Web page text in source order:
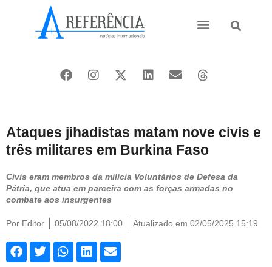
Ataques jihadistas matam nove civis e
três militares em Burkina Faso
Civis eram membros da milícia Voluntários de Defesa da
Pátria, que atua em parceira com as forças armadas no
combate aos insurgentes
Por Editor 05/08/2022 18:00 Atualizado em 02/05/2025 15:19